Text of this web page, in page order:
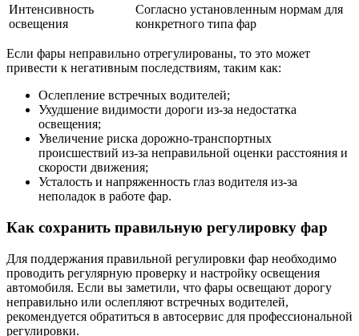
Интенсивность
освещения
Согласно установленным нормам для
конкретного типа фар
Если фары неправильно отрегулированы, то это может
привести к негативным последствиям, таким как:
Ослепление встречных водителей;
Ухудшение видимости дороги из-за недостатка
освещения;
Увеличение риска дорожно-транспортных
происшествий из-за неправильной оценки расстояния и
скорости движения;
Усталость и напряженность глаз водителя из-за
неполадок в работе фар.
Как сохранить правильную регулировку фар
Для поддержания правильной регулировки фар необходимо
проводить регулярную проверку и настройку освещения
автомобиля. Если вы заметили, что фары освещают дорогу
неправильно или ослепляют встречных водителей,
рекомендуется обратиться в автосервис для профессиональной
регулировки.